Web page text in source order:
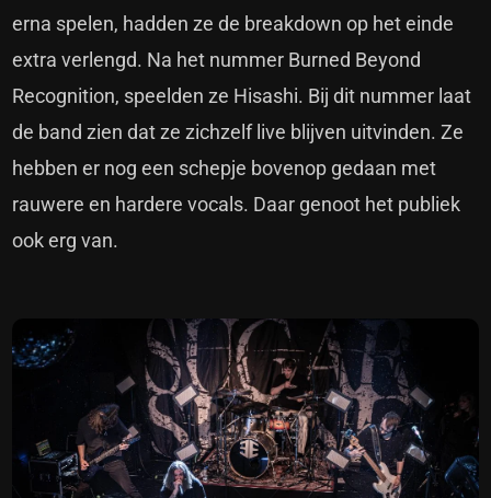
erna spelen, hadden ze de breakdown op het einde
extra verlengd. Na het nummer Burned Beyond
Recognition, speelden ze Hisashi. Bij dit nummer laat
de band zien dat ze zichzelf live blijven uitvinden. Ze
hebben er nog een schepje bovenop gedaan met
rauwere en hardere vocals. Daar genoot het publiek
ook erg van.